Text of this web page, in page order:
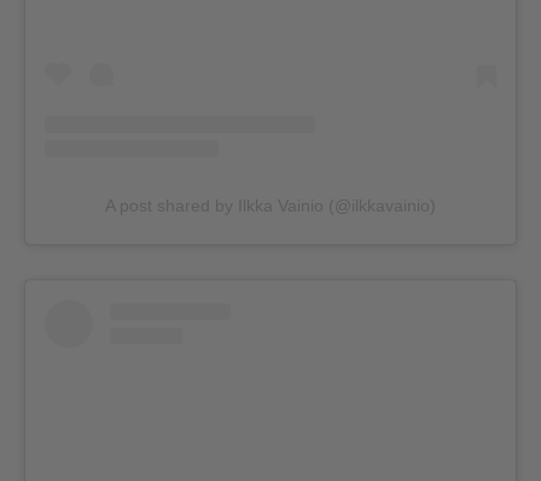
A post shared by Ilkka Vainio (@ilkkavainio)